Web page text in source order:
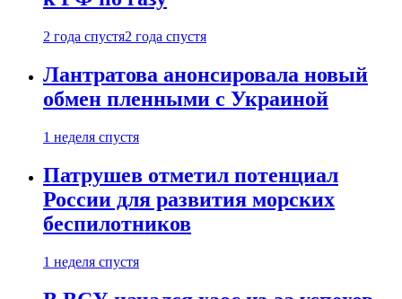
2 года спустя2 года спустя
Лантратова анонсировала новый
обмен пленными с Украиной
1 неделя спустя
Патрушев отметил потенциал
России для развития морских
беспилотников
1 неделя спустя